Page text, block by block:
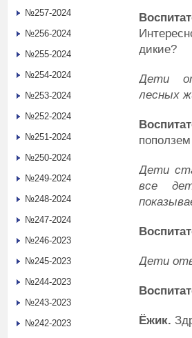
дикие?
Дети
лесных
Дети
все
Дети
Ёжик.
№257-2024
№256-2024
№255-2024
№254-2024
№253-2024
№252-2024
№251-2024
№250-2024
№249-2024
№248-2024
№247-2024
№246-2023
№245-2023
№244-2023
№243-2023
№242-2023